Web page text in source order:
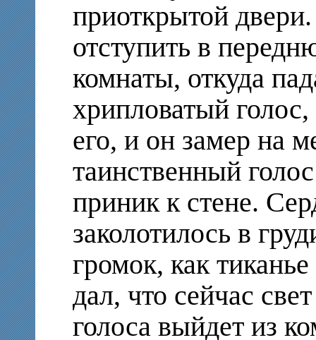
приоткрытой
отступить в
комнаты, откуда
хрипловатый
его, и он замер на
таинственный
приник к стене.
заколотилось в
громок, как
дал, что сейчас
голоса выйдет из